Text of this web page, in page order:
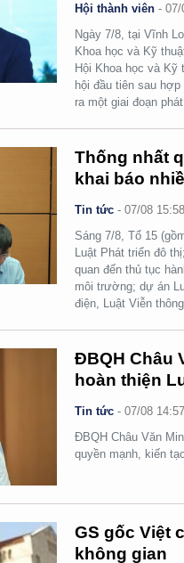
Hội thành viên -07/
Ngày 7/8, tại Vĩnh
Khoa học và Kỹ
Hội Khoa học và Kỹ
hội đầu tiên sau
ra một giai đoạn
Thống nhất
khai báo
Tin tức -07/08 15:58
Sáng 7/8, Tổ 15
Luật Phát triển đô
quan đến thủ tục
môi trường; dự án
điện, Luật Viễn
ĐBQH Châu
hoàn thiện
Tin tức -07/08 14:57
ĐBQH Châu Văn
quyền mạnh, kiến
GS gốc Việt
không gian